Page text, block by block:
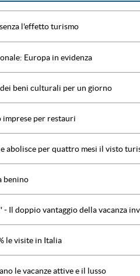
l'effetto turismo
Europa in evidenza
beni culturali per un giorno
imprese per restauri
abolisce per quattro mesi il visto
benino
Il doppio vantaggio della vacanza
le visite in Italia
le vacanze attive e il lusso